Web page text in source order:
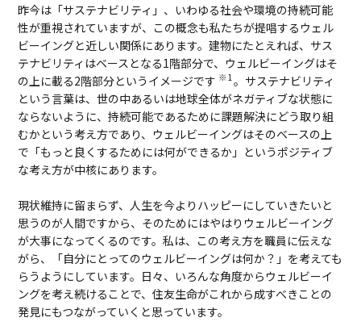
昨今は「サステナビリティ」、いわゆる社会や環境の持続可能
性が重視されていますが、この概念も私たちが提唱するウェル
ビーイングと近しい関係にあります。建物にたとえれば、サス
テナビリティはベースとなる1階部分で、ウェルビーイングはそ
の上に載る2階部分というイメージです ※1。サステナビリティ
という言葉は、世の中あるいは地球全体がネガティブな状態に
ならないように、持続可能であるために課題解決にどう取り組
むかという考え方であり、ウェルビーイングはそのベースの上
で「もっと良くするためには何ができるか」というポジティブ
な考え方が中核にあります。
現状維持に留まらず、人生を今よりハッピーにしていきたいと
思うのが人間ですから、そのためにはやはりウェルビーイング
が大事になってくるのです。私は、この考え方を職員に伝えな
がら、「自分にとってのウェルビーイングは何か？」を考えても
らうようにしています。日々、いろんな角度からウェルビーイ
ングを考え続けることで、住友生命がこれから成すべきことの
発見にもつながっていくと思っています。